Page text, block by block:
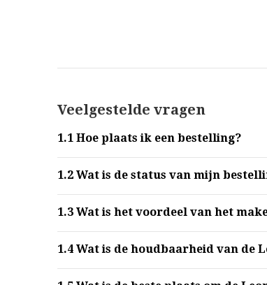
Veelgestelde vragen
1.1 Hoe plaats ik een bestelling?
1.2 Wat is de status van mijn
1.3 Wat is het voordeel van het
1.4 Wat is de houdbaarheid van de